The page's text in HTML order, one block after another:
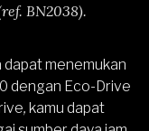
BN2038).
dapat menemukan
dengan Eco-Drive
, kamu dapat